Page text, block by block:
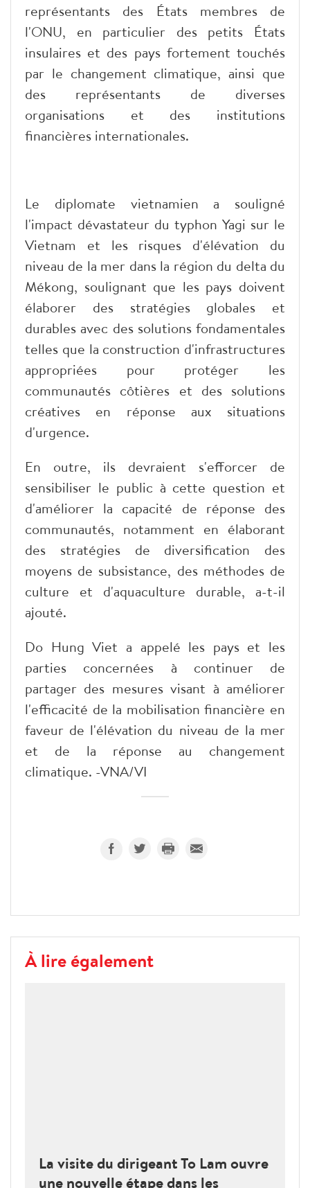
représentants des États membres de
l'ONU, en particulier des petits États
insulaires et des pays fortement touchés
par le changement climatique, ainsi que
des représentants de diverses
organisations et des institutions
financières internationales.
Le diplomate vietnamien a souligné
l'impact dévastateur du typhon Yagi sur le
Vietnam et les risques d'élévation du
niveau de la mer dans la région du delta du
Mékong, soulignant que les pays doivent
élaborer des stratégies globales et
durables avec des solutions fondamentales
telles que la construction d'infrastructures
appropriées pour protéger les
communautés côtières et des solutions
créatives en réponse aux situations
d'urgence.
En outre, ils devraient s'efforcer de
sensibiliser le public à cette question et
d'améliorer la capacité de réponse des
communautés, notamment en élaborant
des stratégies de diversification des
moyens de subsistance, des méthodes de
culture et d'aquaculture durable, a-t-il
ajouté.
Do Hung Viet a appelé les pays et les
parties concernées à continuer de
partager des mesures visant à améliorer
l'efficacité de la mobilisation financière en
faveur de l'élévation du niveau de la mer
et de la réponse au changement
climatique. -VNA/VI
À lire également
La visite du dirigeant To Lam ouvre
une nouvelle étape dans les